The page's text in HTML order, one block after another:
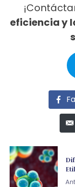
eficiencia y